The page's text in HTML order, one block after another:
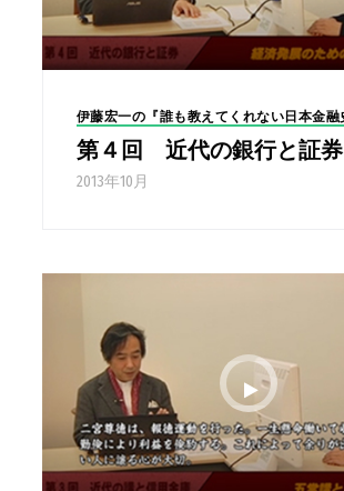
伊藤宏一の『誰も教えてくれない日本金融
第４回 近代の銀行と証券
2013年10月